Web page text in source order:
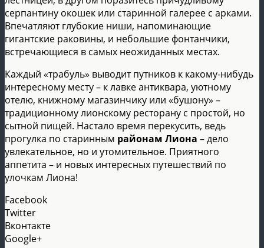
серпантину окошек или старинной галерее с арками.
Впечатляют глубокие ниши, напоминающие
гигантские раковины, и небольшие фонтанчики,
встречающиеся в самых неожиданных местах.
Каждый «трабуль» выводит путников к какому-нибудь
интересному месту – к лавке антиквара, уютному
отелю, книжному магазинчику или «бушону» –
традиционному лионскому ресторану с простой, но
сытной пищей. Настало время перекусить, ведь
прогулка по старинным районам Лиона – дело
увлекательное, но и утомительное. Приятного
аппетита – и новых интересных путешествий по
улочкам Лиона!
Facebook
Twitter
Вконтакте
Google+